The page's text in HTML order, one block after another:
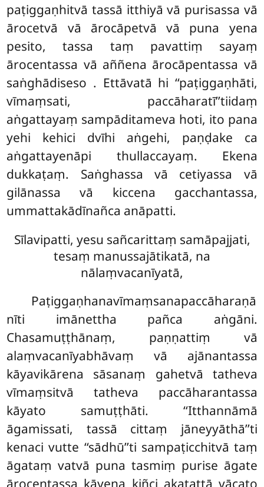
paṭiggaṇhitvā tassā itthiyā vā purisassa vā
ārocetvā vā ārocāpetvā vā puna yena
pesito, tassa taṃ pavattiṃ sayaṃ
ārocentassa vā aññena ārocāpentassa vā
saṅghādiseso . Ettāvatā hi ‘‘paṭiggaṇhāti,
vīmaṃsati, paccāharatī’’tiidaṃ
aṅgattayaṃ sampāditameva hoti, ito pana
yehi kehici dvīhi aṅgehi, paṇḍake ca
aṅgattayenāpi thullaccayaṃ. Ekena
dukkaṭaṃ. Saṅghassa vā cetiyassa vā
gilānassa vā kiccena gacchantassa,
ummattakādīnañca anāpatti.
Sīlavipatti, yesu sañcarittaṃ samāpajjati,
tesaṃ manussajātikatā, na
nālaṃvacanīyatā,
Paṭiggaṇhanavīmaṃsanapaccāharaṇā
nīti imānettha pañca aṅgāni.
Chasamuṭṭhānaṃ, paṇṇattiṃ vā
alaṃvacanīyabhāvaṃ vā ajānantassa
kāyavikārena sāsanaṃ gahetvā tatheva
vīmaṃsitvā tatheva paccāharantassa
kāyato samuṭṭhāti. ‘‘Itthannāmā
āgamissati, tassā cittaṃ jāneyyāthā’’ti
kenaci vutte ‘‘sādhū’’ti sampaṭicchitvā taṃ
āgataṃ vatvā puna tasmiṃ purise āgate
ārocentassa kāyena kiñci akatattā vācato